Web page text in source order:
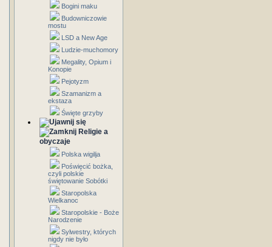
Bogini maku
Budowniczowie
mostu
LSD a New Age
Ludzie-muchomory
Megality, Opium i
Konopie
Pejotyzm
Szamanizm a
ekstaza
Święte grzyby
Religie a
obyczaje
Polska wigilja
Poświęcić bożka,
czyli polskie
świętowanie Sobótki
Staropolska
Wielkanoc
Staropolskie - Boże
Narodzenie
Sylwestry, których
nigdy nie było